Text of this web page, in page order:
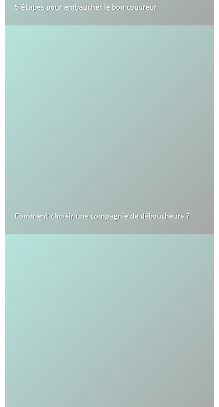
5 étapes pour embaucher le bon couvreur
Comment choisir une compagnie de déboucheurs ?